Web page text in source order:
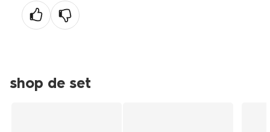
shop de set